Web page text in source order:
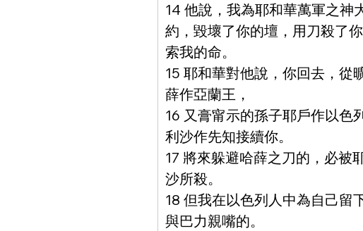
14 他說，我為耶和華萬軍之神
約，毀壞了你的壇，用刀殺了
索我的命。
15 耶和華對他說，你回去，從
薛作亞蘭王，
16 又膏甯示的孫子耶戶作以色
利沙作先知接續你。
17 將來躲避哈薛之刀的，必被
沙所殺。
18 但我在以色列人中為自己留
與巴力親嘴的。